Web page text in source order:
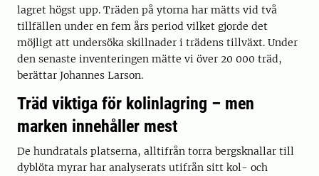
lagret högst upp. Träden på ytorna har mätts vid två
tillfällen under en fem års period vilket gjorde det
möjligt att undersöka skillnader i trädens tillväxt. Under
den senaste inventeringen mätte vi över 20 000 träd,
berättar Johannes Larson.
Träd viktiga för kolinlagring – men
marken innehåller mest
De hundratals platserna, alltifrån torra bergsknallar till
dyblöta myrar har analyserats utifrån sitt kol- och